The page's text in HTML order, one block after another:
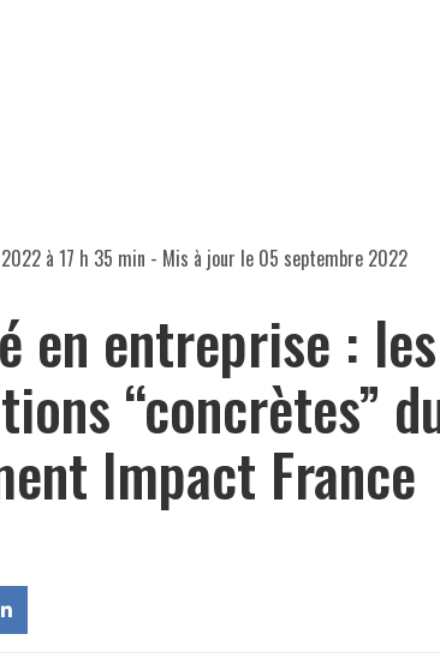
à 17 h 35 min - Mis à jour le 05 septembre 2022
en entreprise :
“concrètes”
Impact France